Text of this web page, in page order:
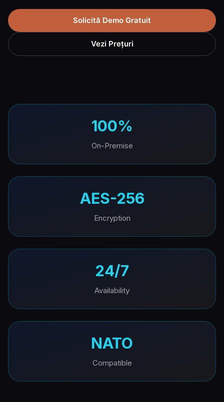
Solicită Demo Gratuit
Vezi Prețuri
100%
On-Premise
AES-256
Encryption
24/7
Availability
NATO
Compatible